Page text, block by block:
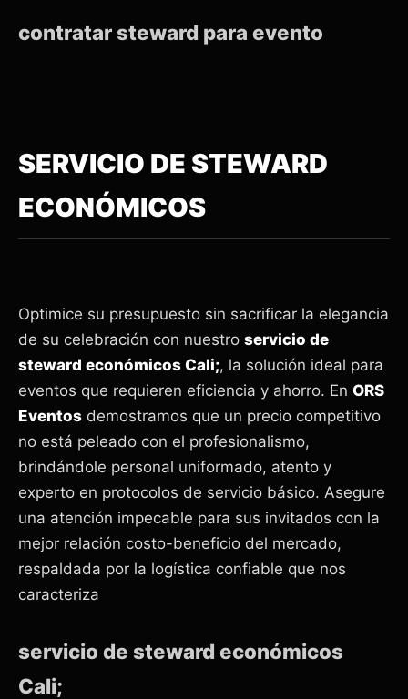
contratar steward para evento
SERVICIO DE STEWARD
ECONÓMICOS
Optimice su presupuesto sin sacrificar la elegancia
de su celebración con nuestro servicio de
steward económicos Cali;, la solución ideal para
eventos que requieren eficiencia y ahorro. En ORS
Eventos demostramos que un precio competitivo
no está peleado con el profesionalismo,
brindándole personal uniformado, atento y
experto en protocolos de servicio básico. Asegure
una atención impecable para sus invitados con la
mejor relación costo-beneficio del mercado,
respaldada por la logística confiable que nos
caracteriza
servicio de steward económicos
Cali;